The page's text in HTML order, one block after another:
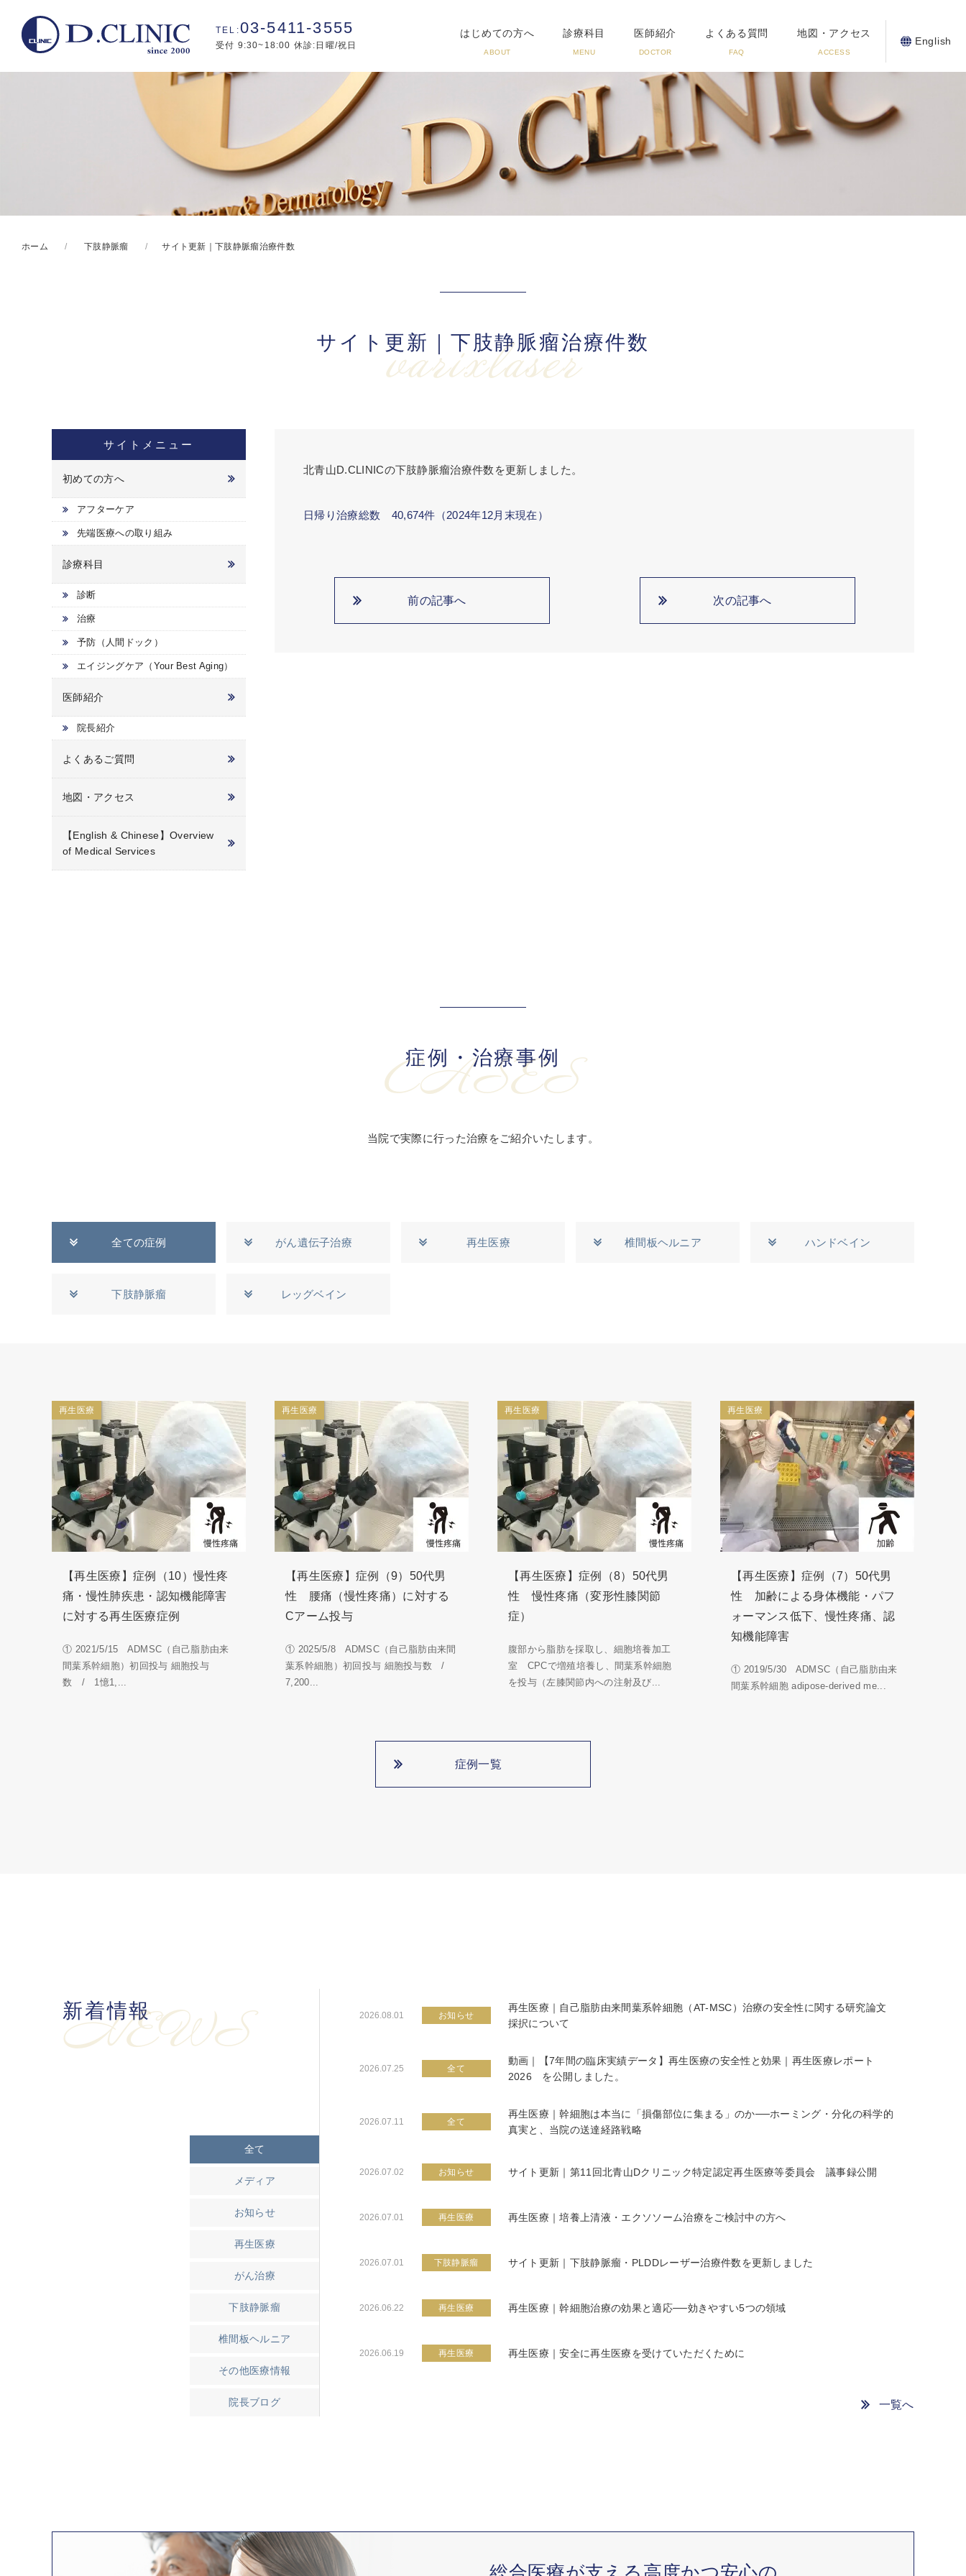
03-5411-3555
受付 9:30~18:00 休診:日曜/祝日
はじめての方へ
ABOUT
診療科目
MENU
医師紹介
DOCTOR
よくある質問
FAQ
地図・アクセス
ACCESS
English
ホーム 下肢静脈瘤 サイト更新｜下肢静脈瘤治療件数
サイト更新｜下肢静脈瘤治療件数
varixlaser
北青山D.CLINICの下肢静脈瘤治療件数を更新しました。
日帰り治療総数 40,674件（2024年12月末現在）
前の記事へ 次の記事へ
サイトメニュー
初めての方へ
アフターケア
先端医療への取り組み
診療科目
診断
治療
予防（人間ドック）
エイジングケア（Your Best Aging）
医師紹介
院長紹介
よくあるご質問
地図・アクセス
【English & Chinese】Overview
of Medical Services
症例・治療事例
CASES
当院で実際に行った治療をご紹介いたします。
全ての症例 がん遺伝子治療 再生医療 椎間板ヘルニア ハンドベイン
下肢静脈瘤 レッグベイン
再生医療
【再生医療】症例（10）慢性疼
痛・慢性肺疾患・認知機能障害
に対する再生医療症例
① 2021/5/15 ADMSC（自己脂肪由来
間葉系幹細胞）初回投与 細胞投与
数 / 1憶1,...
再生医療
【再生医療】症例（9）50代男
性 腰痛（慢性疼痛）に対する
Cアーム投与
① 2025/5/8 ADMSC（自己脂肪由来間
葉系幹細胞）初回投与 細胞投与数 /
7,200...
再生医療
【再生医療】症例（8）50代男
性 慢性疼痛（変形性膝関節
症）
腹部から脂肪を採取し、細胞培養加工
室 CPCで増殖培養し、間葉系幹細胞
を投与（左膝関節内への注射及び...
再生医療
【再生医療】症例（7）50代男
性 加齢による身体機能・パフ
ォーマンス低下、慢性疼痛、認
知機能障害
① 2019/5/30 ADMSC（自己脂肪由来
間葉系幹細胞 adipose-derived me...
症例一覧
新着情報
NEWS
全て
メディア
お知らせ
再生医療
がん治療
下肢静脈瘤
椎間板ヘルニア
その他医療情報
院長ブログ
2026.08.01 お知らせ
再生医療｜自己脂肪由来間葉系幹細胞（AT-MSC）治療の安全性に関する研究論文
採択について
2026.07.25 全て
動画｜【7年間の臨床実績データ】再生医療の安全性と効果｜再生医療レポート
2026 を公開しました。
2026.07.11 全て
再生医療｜幹細胞は本当に「損傷部位に集まる」のか──ホーミング・分化の科学的
真実と、当院の送達経路戦略
2026.07.02 お知らせ サイト更新｜第11回北青山Dクリニック特定認定再生医療等委員会 議事録公開
2026.07.01 再生医療 再生医療｜培養上清液・エクソソーム治療をご検討中の方へ
2026.07.01 下肢静脈瘤 サイト更新｜下肢静脈瘤・PLDDレーザー治療件数を更新しました
2026.06.22 再生医療 再生医療｜幹細胞治療の効果と適応──効きやすい5つの領域
2026.06.19 再生医療 再生医療｜安全に再生医療を受けていただくために
一覧へ